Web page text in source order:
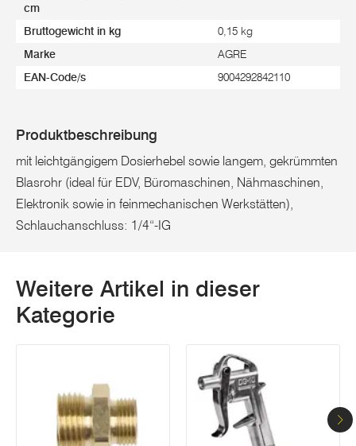
cm
Bruttogewicht in kg 0,15 kg
Marke AGRE
EAN-Code/s 9004292842110
Produktbeschreibung
mit leichtgängigem Dosierhebel sowie langem, gekrümmten
Blasrohr (ideal für EDV, Büromaschinen, Nähmaschinen,
Elektronik sowie in feinmechanischen Werkstätten),
Schlauchanschluss: 1/4“-IG
Weitere Artikel in dieser
Kategorie